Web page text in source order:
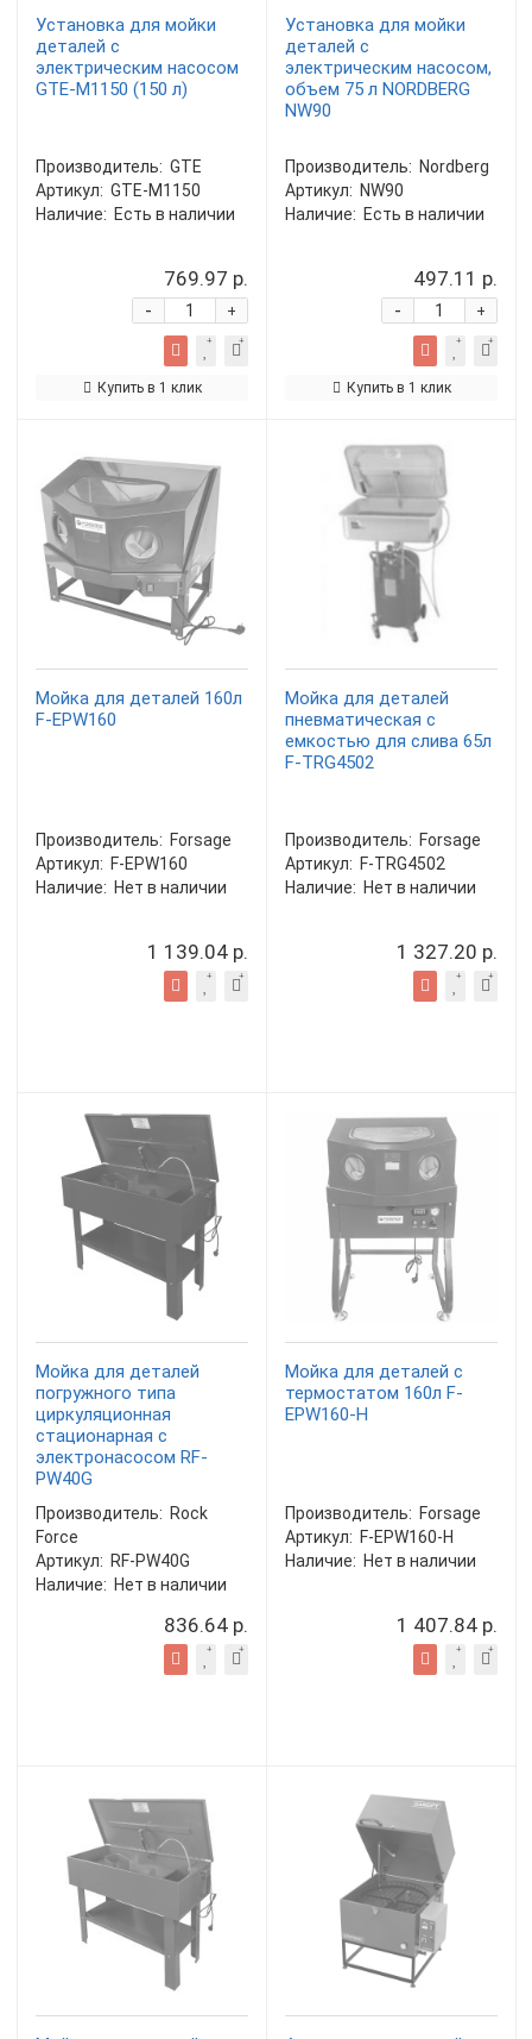
Установка для мойки
деталей с
электрическим насосом
GTE-M1150 (150 л)
Производитель: GTE
Артикул: GTE-M1150
Наличие: Есть в наличии
769.97 р.
+
-
Купить в 1 клик
Установка для мойки
деталей с
электрическим насосом,
объем 75 л NORDBERG
NW90
Производитель: Nordberg
Артикул: NW90
Наличие: Есть в наличии
497.11 р.
+
-
Купить в 1 клик
Мойка для деталей 160л
F-EPW160
Производитель: Forsage
Артикул: F-EPW160
Наличие: Нет в наличии
1 139.04 р.
Мойка для деталей
пневматическая с
емкостью для слива 65л
F-TRG4502
Производитель: Forsage
Артикул: F-TRG4502
Наличие: Нет в наличии
1 327.20 р.
Мойка для деталей
погружного типа
циркуляционная
стационарная с
электронасосом RF-
PW40G
Производитель: Rock
Force
Артикул: RF-PW40G
Наличие: Нет в наличии
836.64 р.
Мойка для деталей с
термостатом 160л F-
EPW160-H
Производитель: Forsage
Артикул: F-EPW160-H
Наличие: Нет в наличии
1 407.84 р.